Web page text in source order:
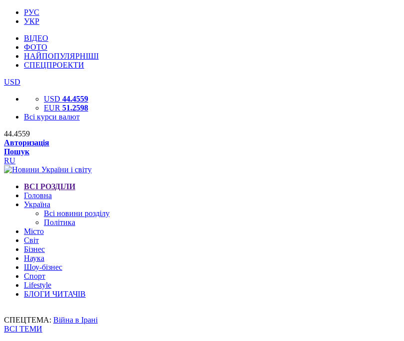
РУС
УКР
ВІДЕО
ФОТО
НАЙПОПУЛЯРНІШІ
СПЕЦПРОЕКТИ
USD
USD 44.4559
EUR 51.2598
Всі курси валют
44.4559
Авторизація
Пошук
RU
ВСІ РОЗДІЛИ
Головна
Україна
Всі новини розділу
Політика
Місто
Світ
Бізнес
Наука
Шоу-бізнес
Спорт
Lifestyle
БЛОГИ ЧИТАЧІВ
СПЕЦТЕМА: Війна в Ірані
ВСІ ТЕМИ